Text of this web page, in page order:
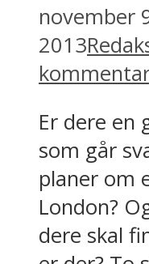
november
2013
Er dere en
som går
planer om
London?
dere skal